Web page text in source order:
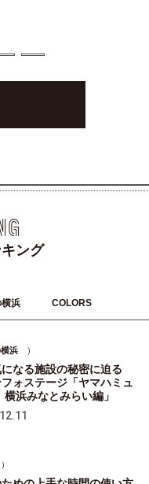
ング
浜 COLORS
になる施設の秘密に迫る
ォステージ「ヤマハミュ
横浜みなとみらい編」
浜 ）